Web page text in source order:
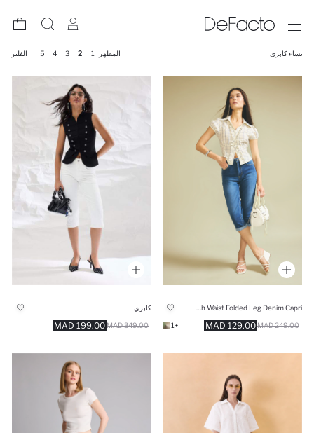
نساء كابري المظهر 1
2
3
4
5 الفلتر
129.00 MAD 249.00 MAD
+1
كابري
199.00 MAD 349.00 MAD